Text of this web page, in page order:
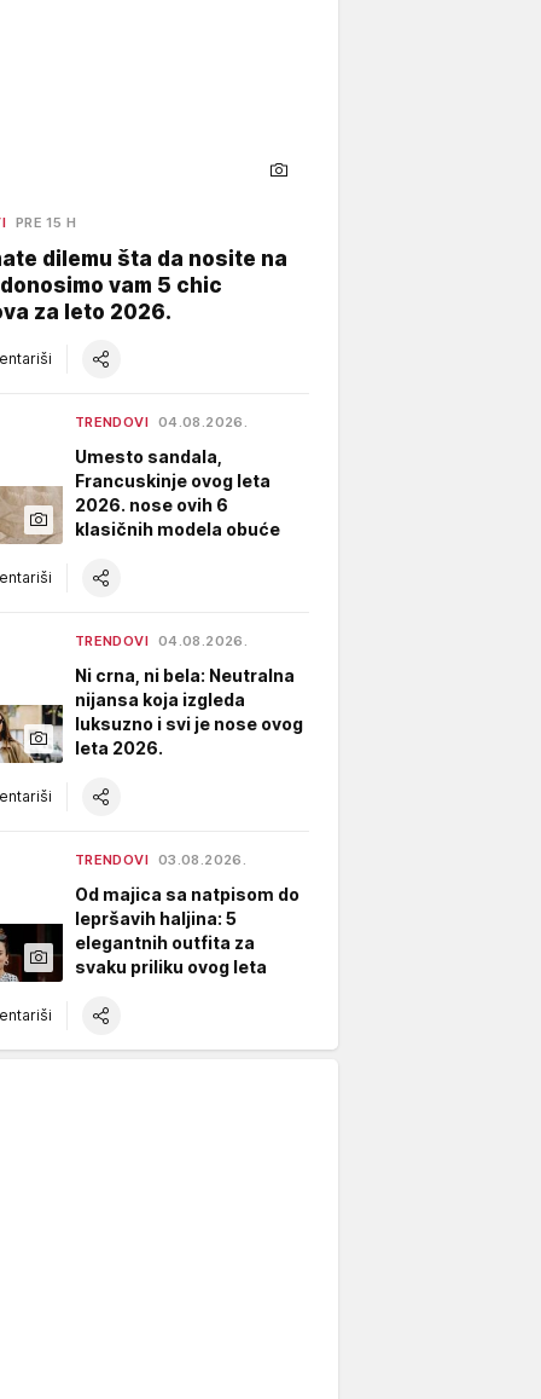
PRE 15 H
dilemu šta da nosite na
vam 5 chic
za leto 2026.
TRENDOVI 04.08.2026.
Umesto sandala,
Francuskinje ovog leta
2026. nose ovih 6
klasičnih modela obuće
TRENDOVI 04.08.2026.
Ni crna, ni bela: Neutralna
nijansa koja izgleda
luksuzno i svi je nose ovog
leta 2026.
TRENDOVI 03.08.2026.
Od majica sa natpisom do
lepršavih haljina: 5
elegantnih outfita za
svaku priliku ovog leta